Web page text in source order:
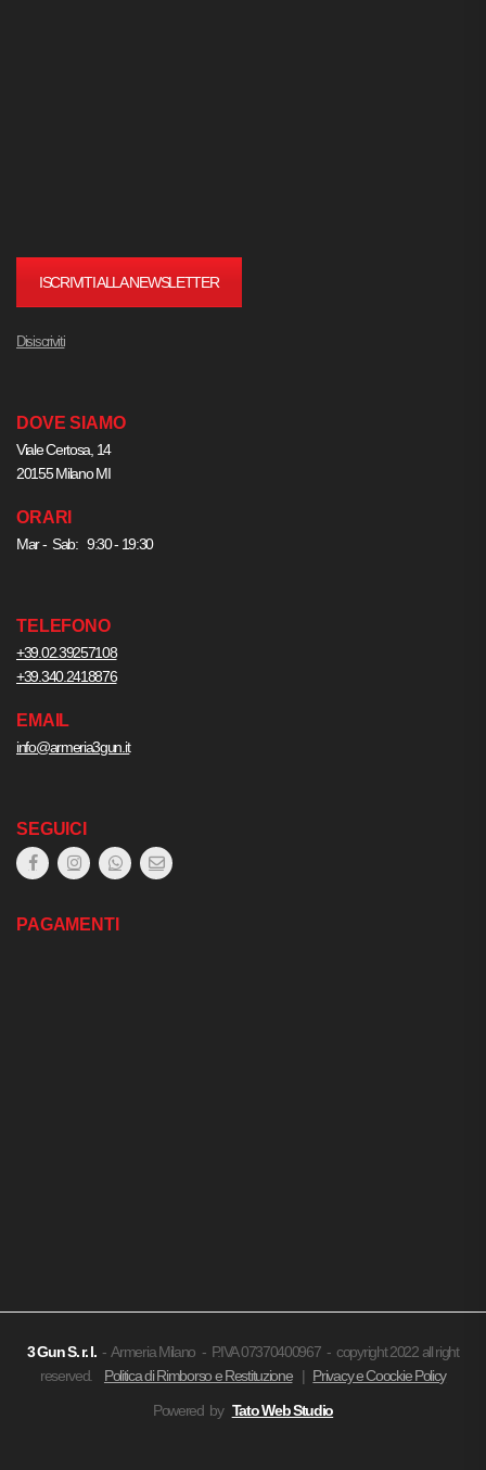
ISCRIVITI ALLA NEWSLETTER
Disiscriviti
DOVE SIAMO
Viale Certosa, 14
20155 Milano MI
ORARI
Mar - Sab: 9:30 - 19:30
TELEFONO
+39.02.39257108
+39.340.2418876
EMAIL
info@armeria3gun.it
SEGUICI
PAGAMENTI
3 GunS. r. l. - Armeria Milano - P.IVA 07370400967 - copyright 2022 all right
reserved. Politica di Rimborso e Restituzione| Privacy e Coockie Policy
Powered by Tato Web Studio